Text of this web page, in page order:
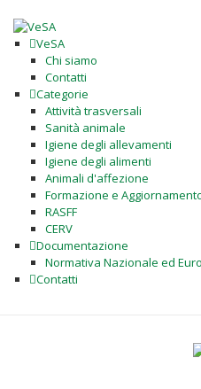
VeSA
Chi siamo
Contatti
Categorie
Attività trasversali
Sanità animale
Igiene degli allevamenti
Igiene degli alimenti
Animali d'affezione
Formazione e
RASFF
CERV
Documentazione
Normativa Nazionale ed
Contatti